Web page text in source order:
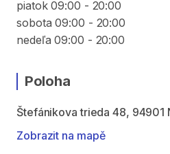
piatok 09:00 - 20:00
sobota 09:00 - 20:00
nedeľa 09:00 - 20:00
Poloha
Štefánikova trieda 48, 94901
Zobrazit na mapě